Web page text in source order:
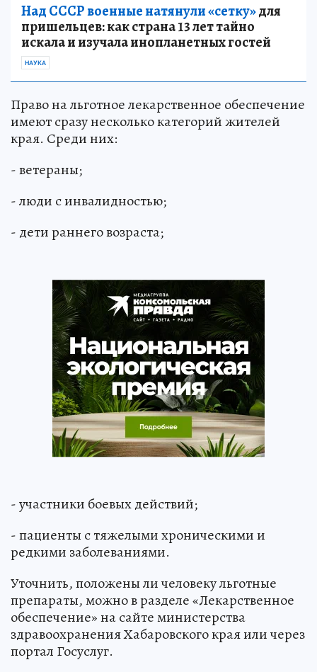
Над СССР военные натянули «сетку»для
пришельцев: как страна 13 лет тайно
искала и изучала инопланетных гостей
НАУКА
Право на льготное лекарственное обеспечение
имеют сразу несколько категорий жителей
края. Среди них:
- ветераны;
- люди с инвалидностью;
- дети раннего возраста;
- участники боевых действий;
- пациенты с тяжелыми хроническими и
редкими заболеваниями.
Уточнить, положены ли человеку льготные
препараты, можно в разделе «Лекарственное
обеспечение» на сайте министерства
здравоохранения Хабаровского края или через
портал Госуслуг.